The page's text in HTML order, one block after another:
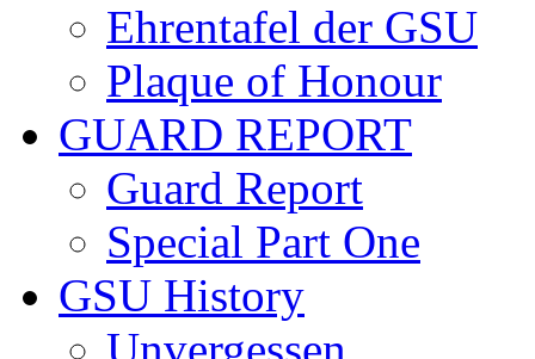
Ehrentafel der GSU
Plaque of Honour
GUARD REPORT
Guard Report
Special Part One
GSU History